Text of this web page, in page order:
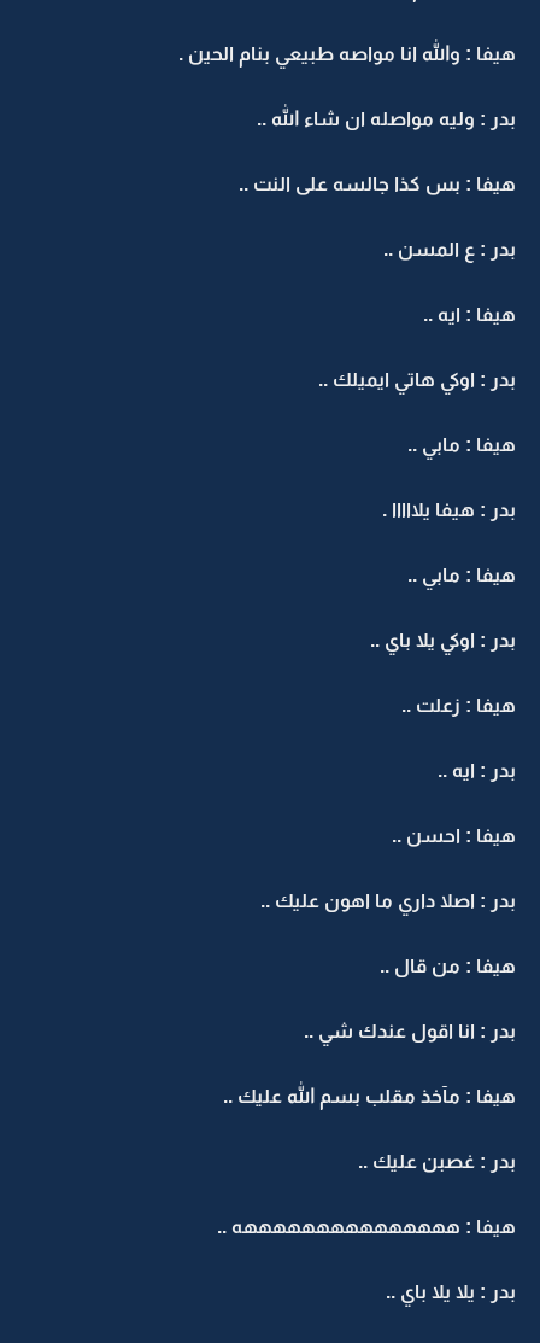
هيفا : والله انا مواصه طبيعي بنام الحين .
بدر : وليه مواصله ان شاء الله ..
هيفا : بس كذا جالسه على النت ..
بدر : ع المسن ..
هيفا : ايه ..
بدر : اوكي هاتي ايميلك ..
هيفا : مابي ..
بدر : هيفا يلااااا .
هيفا : مابي ..
بدر : اوكي يلا باي ..
هيفا : زعلت ..
بدر : ايه ..
هيفا : احسن ..
بدر : اصلا داري ما اهون عليك ..
هيفا : من قال ..
بدر : انا اقول عندك شي ..
هيفا : مآخذ مقلب بسم الله عليك ..
بدر : غصبن عليك ..
هيفا : هههههههههههههههه ..
بدر : يلا يلا باي ..